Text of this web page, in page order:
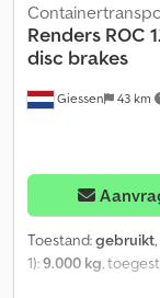
Giessen 43 km
Renders ROC
disc brakes
Toestand:gebruikt
1):9.000 kg,